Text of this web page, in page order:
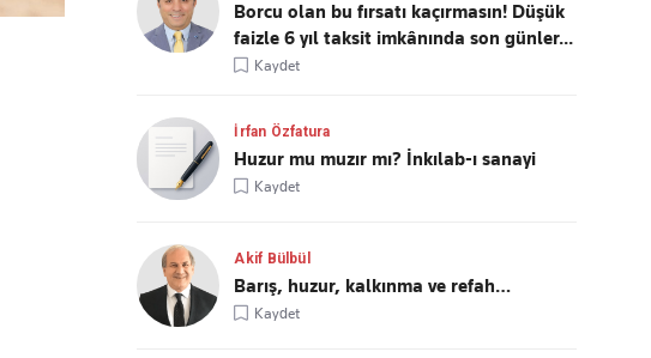
Borcu olan bu fırsatı kaçırmasın! Düşük
faizle 6 yıl taksit imkânında son günler...
Kaydet
İrfan Özfatura
Huzur mu muzır mı? İnkılab-ı sanayi
Kaydet
Akif Bülbül
Barış, huzur, kalkınma ve refah…
Kaydet